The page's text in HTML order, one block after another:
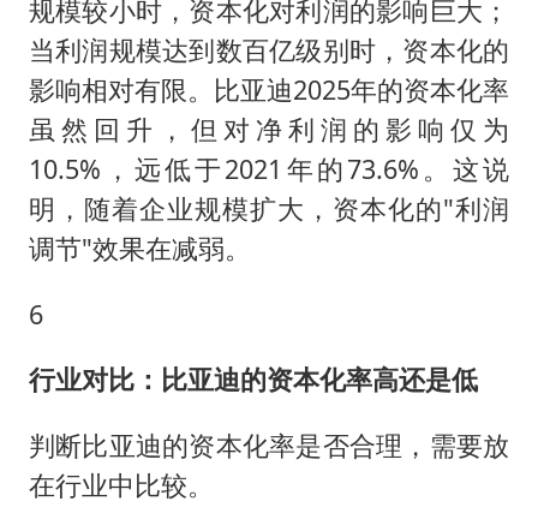
规模较小时，资本化对利润的影响巨大；
当利润规模达到数百亿级别时，资本化的
影响相对有限。比亚迪2025年的资本化率
虽然回升，但对净利润的影响仅为
10.5%，远低于2021年的73.6%。这说
明，随着企业规模扩大，资本化的"利润
调节"效果在减弱。
6
行业对比：比亚迪的资本化率高还是低
判断比亚迪的资本化率是否合理，需要放
在行业中比较。